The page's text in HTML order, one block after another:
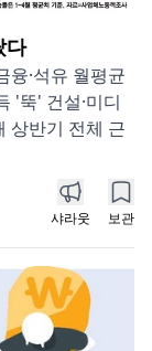
다
융·석유 월평균
'뚝' 건설·미디
상반기 전체 근
샤라웃 보관